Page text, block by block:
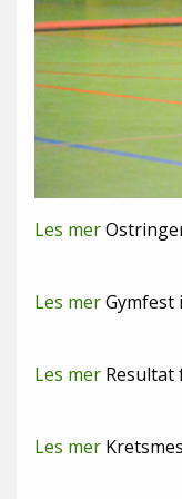
Les mer
Les merGymfest
Les mer Resultat
Les mer